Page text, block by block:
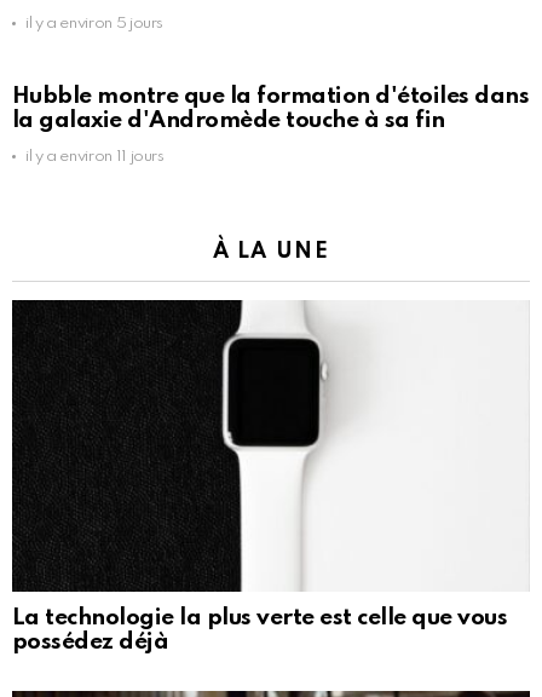
il y a environ 5 jours
Hubble montre que la formation d'étoiles dans
la galaxie d'Andromède touche à sa fin
il y a environ 11 jours
À LA UNE
La technologie la plus verte est celle que vous
possédez déjà